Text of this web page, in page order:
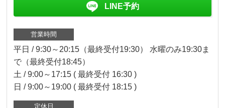
LINE予約
営業時間
平日 / 9:30～20:15（最終受付19:30） 水曜のみ19:30ま
で（最終受付18:45）
土 / 9:00～17:15 ( 最終受付 16:30 )
日 / 9:00～19:00 ( 最終受付 18:15 )
定休日